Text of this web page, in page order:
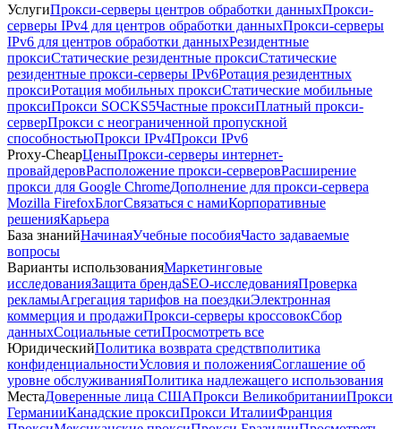
УслугиПрокси-серверы центров обработки данныхПрокси-
серверы IPv4 для центров обработки данныхПрокси-серверы
IPv6 для центров обработки данныхРезидентные
проксиСтатические резидентные проксиСтатические
резидентные прокси-серверы IPv6Ротация резидентных
проксиРотация мобильных проксиСтатические мобильные
проксиПрокси SOCKS5Частные проксиПлатный прокси-
серверПрокси с неограниченной пропускной
способностьюПрокси IPv4Прокси IPv6
Proxy-CheapЦеныПрокси-серверы интернет-
провайдеровРасположение прокси-серверовРасширение
прокси для Google ChromeДополнение для прокси-сервера
Mozilla FirefoxБлогСвязаться с намиКорпоративные
решенияКарьера
База знанийНачинаяУчебные пособияЧасто задаваемые
вопросы
Варианты использованияМаркетинговые
исследованияЗащита брендаSEO-исследованияПроверка
рекламыАгрегация тарифов на поездкиЭлектронная
коммерция и продажиПрокси-серверы кроссовокСбор
данныхСоциальные сетиПросмотреть все
ЮридическийПолитика возврата средствполитика
конфиденциальностиУсловия и положенияСоглашение об
уровне обслуживанияПолитика надлежащего использования
МестаДоверенные лица СШАПрокси ВеликобританииПрокси
ГерманииКанадские проксиПрокси ИталииФранция